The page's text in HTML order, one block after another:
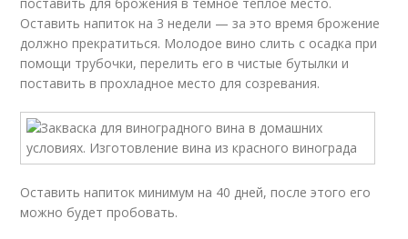
Оставить напиток на 3 недели — за это время брожение
должно прекратиться. Молодое вино слить с осадка при
помощи трубочки, перелить его в чистые бутылки и
поставить в прохладное место для созревания.
Оставить напиток минимум на 40 дней, после этого его
можно будет пробовать.